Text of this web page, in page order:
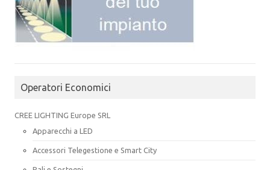
Operatori Economici
CREE LIGHTING Europe SRL
Apparecchi a LED
Accessori Telegestione e Smart City